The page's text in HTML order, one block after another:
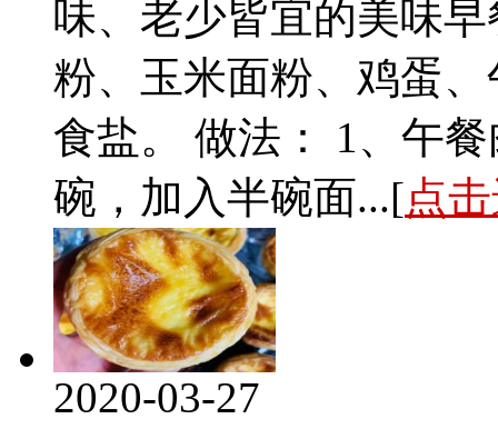
味、老少皆宜的美味
粉、玉米面粉、鸡蛋
食盐。 做法： 1、午
碗，加入半碗面...[点
2020-03-27